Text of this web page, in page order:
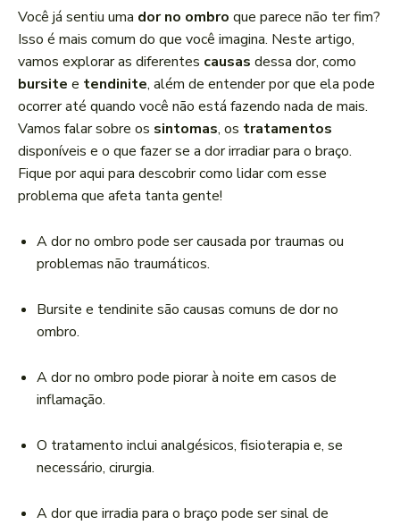
d
o
r
d
e
á
u
d
i
Você já sentiu uma dor no ombro que parece não ter fim?
Isso é mais comum do que você imagina. Neste artigo,
vamos explorar as diferentes causas dessa dor, como
bursite e tendinite, além de entender por que ela pode
ocorrer até quando você não está fazendo nada de mais.
Vamos falar sobre os sintomas, os tratamentos
disponíveis e o que fazer se a dor irradiar para o braço.
Fique por aqui para descobrir como lidar com esse
problema que afeta tanta gente!
A dor no ombro pode ser causada por traumas ou
problemas não traumáticos.
Bursite e tendinite são causas comuns de dor no
ombro.
A dor no ombro pode piorar à noite em casos de
inflamação.
O tratamento inclui analgésicos, fisioterapia e, se
necessário, cirurgia.
A dor que irradia para o braço pode ser sinal de